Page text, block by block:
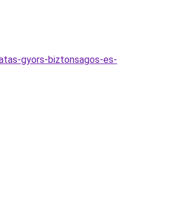
gyors-biztonsagos-es-